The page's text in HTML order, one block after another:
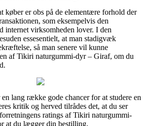
køber er obs på de elementære forhold der
som eksempelvis den
internet virksomheden lover. I den
essesentielt, at man stadigvæk
så man senere vil kunne
af Tikiri naturgummi-dyr – Giraf, om du
lang række gode chancer for at studere en
kritik og herved tilrådes det, at du ser
ratings af Tikiri naturgummi-
at du lægger din bestilling.